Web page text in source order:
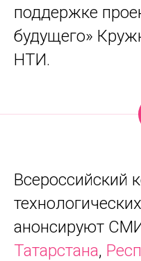
поддержке
будущего»
НТИ.
Всероссийский
анонсируют
Татарстана,